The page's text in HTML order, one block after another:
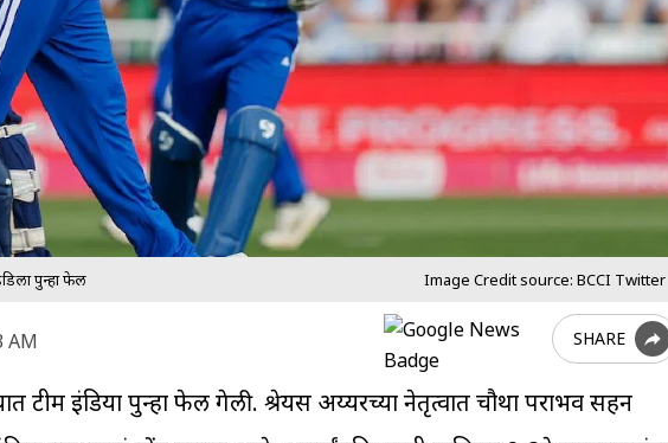
पुन्हा फेल Image Credit source: BCCI Twitter
AM SHARE
टीम इंडिया पुन्हा फेल गेली. श्रेयस अय्यरच्या नेतृत्वात चौथा पराभव सहन